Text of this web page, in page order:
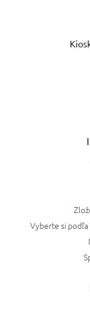
Vyberte si